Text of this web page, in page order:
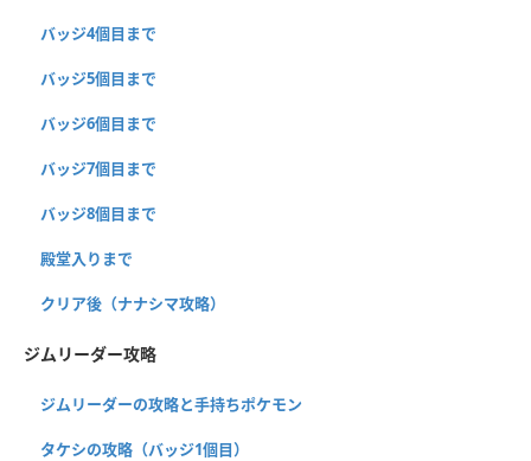
バッジ4個目まで
バッジ5個目まで
バッジ6個目まで
バッジ7個目まで
バッジ8個目まで
殿堂入りまで
クリア後（ナナシマ攻略）
ジムリーダー攻略
ジムリーダーの攻略と手持ちポケモン
タケシの攻略（バッジ1個目）